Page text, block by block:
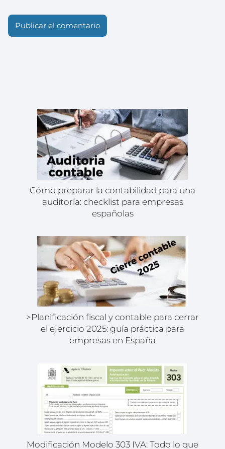
Cómo preparar la contabilidad para una
auditoría: checklist para empresas
españolas
>Planificación fiscal y contable para cerrar
el ejercicio 2025: guía práctica para
empresas en España
Modificación Modelo 303 IVA: Todo lo que